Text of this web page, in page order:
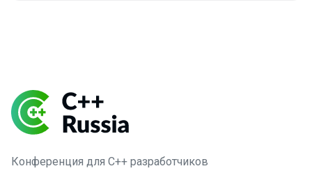
Конференция для C++ разработчиков